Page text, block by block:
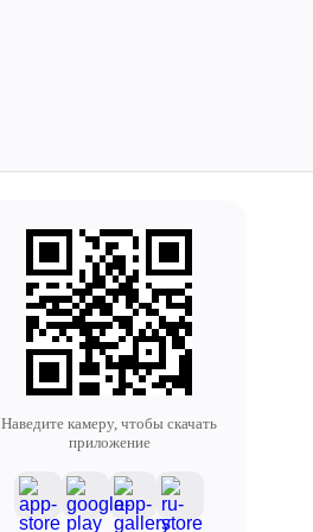
Наведите камеру, чтобы скачать
приложение